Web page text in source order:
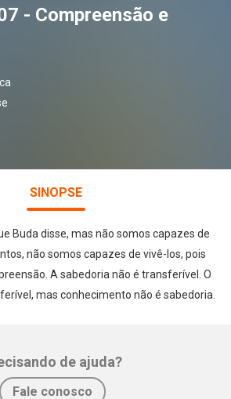
- Compreensão e
SINOPSE
Buda disse, mas não somos capazes de
não somos capazes de vivê-los, pois
A sabedoria não é transferível. O
mas conhecimento não é sabedoria.
de ajuda?
Fale conosco
Facebook Twitter